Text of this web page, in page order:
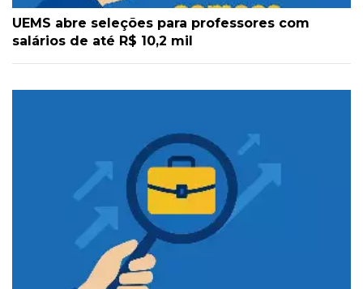
UEMS abre seleções para professores com
salários de até R$ 10,2 mil